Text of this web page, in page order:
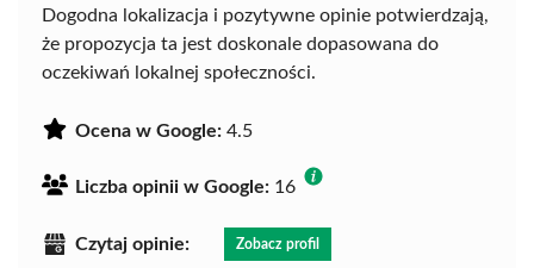
Dogodna lokalizacja i pozytywne opinie potwierdzają,
że propozycja ta jest doskonale dopasowana do
oczekiwań lokalnej społeczności.
Ocena w Google: 4.5
Liczba opinii w Google: 16
Czytaj opinie: Zobacz profil